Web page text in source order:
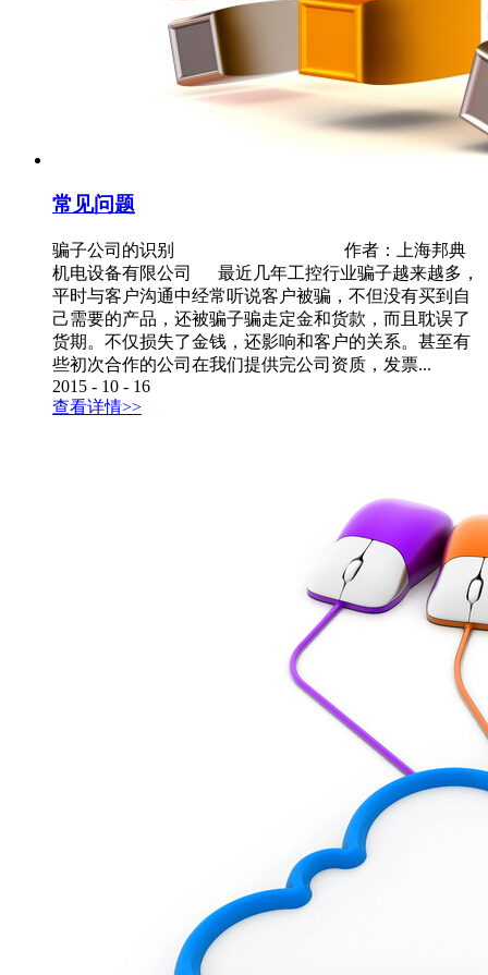
常见问题
骗子公司的识别 作者：上海邦典
机电设备有限公司 最近几年工控行业骗子越来越多，
平时与客户沟通中经常听说客户被骗，不但没有买到自
己需要的产品，还被骗子骗走定金和货款，而且耽误了
货期。不仅损失了金钱，还影响和客户的关系。甚至有
些初次合作的公司在我们提供完公司资质，发票...
2015 - 10 - 16
查看详情>>